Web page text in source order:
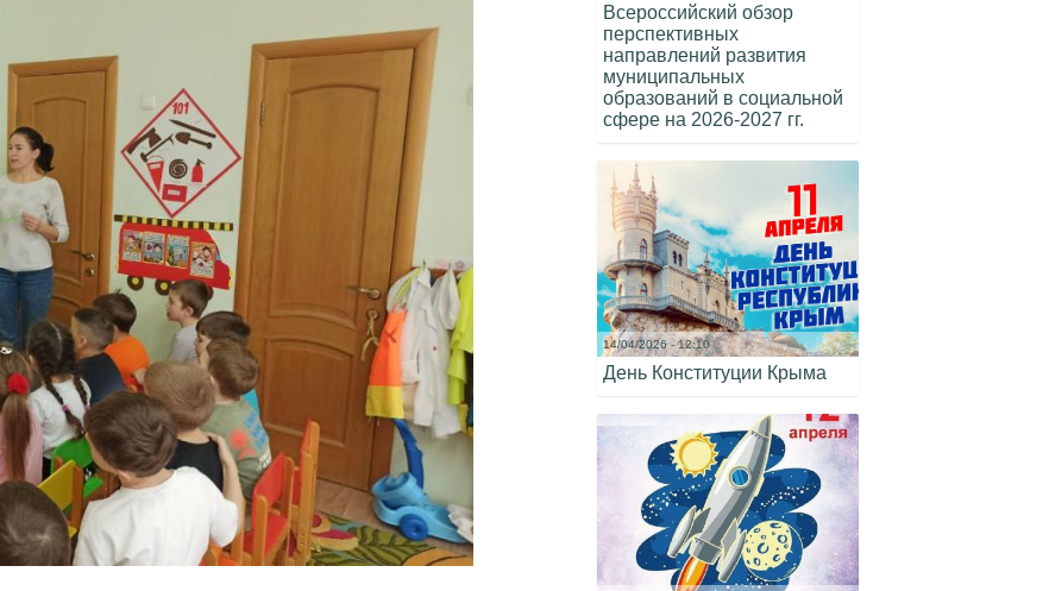
Всероссийский обзор
перспективных
направлений развития
муниципальных
образований в социальной
сфере на 2026-2027 гг.
14/04/2026 - 12:10
День Конституции Крыма